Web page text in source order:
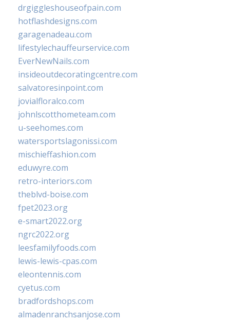
drgiggleshouseofpain.com
hotflashdesigns.com
garagenadeau.com
lifestylechauffeurservice.com
EverNewNails.com
insideoutdecoratingcentre.com
salvatoresinpoint.com
jovialfloralco.com
johnlscotthometeam.com
u-seehomes.com
watersportslagonissi.com
mischieffashion.com
eduwyre.com
retro-interiors.com
theblvd-boise.com
fpet2023.org
e-smart2022.org
ngrc2022.org
leesfamilyfoods.com
lewis-lewis-cpas.com
eleontennis.com
cyetus.com
bradfordshops.com
almadenranchsanjose.com